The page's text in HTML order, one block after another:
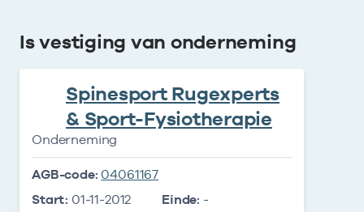
Is vestiging van onderneming
Spinesport Rugexperts
& Sport-Fysiotherapie
Onderneming
AGB-code: 04061167
Start: 01-11-2012 Einde: -